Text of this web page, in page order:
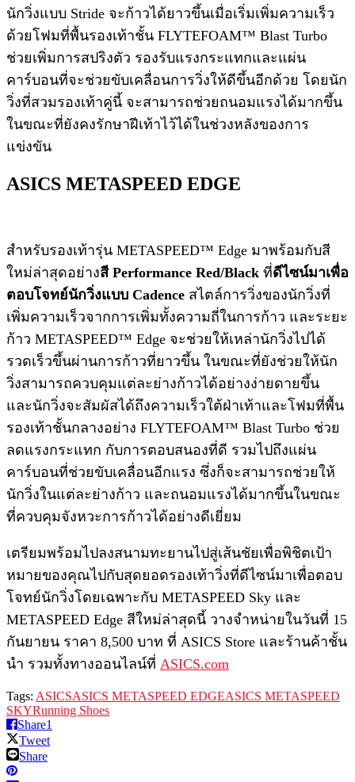
นักวิ่งแบบ Stride จะก้าวได้ยาวขึ้นเมื่อเริ่มเพิ่มความเร็ว
ด้วยโฟมที่พื้นรองเท้าชั้น FLYTEFOAM™ Blast Turbo
ช่วยเพิ่มการสปริงตัว รองรับแรงกระแทกและแผ่น
คาร์บอนที่จะช่วยขับเคลื่อนการวิ่งให้ดีขึ้นอีกด้วย โดยนัก
วิ่งที่สวมรองเท้าคู่นี้ จะสามารถช่วยถนอมแรงได้มากขึ้น
ในขณะที่ยังคงรักษาฝีเท้าไว้ได้ในช่วงหลังของการ
แข่งขัน
ASICS METASPEED EDGE
สำหรับรองเท้ารุ่น METASPEED™ Edge มาพร้อมกับสี
ใหม่ล่าสุดอย่างสี Performance Red/Black ที่ดีไซน์มาเพื่อ
ตอบโจทย์นักวิ่งแบบ Cadence สไตล์การวิ่งของนักวิ่งที่
เพิ่มความเร็วจากการเพิ่มทั้งความถี่ในการก้าว และระยะ
ก้าว METASPEED™ Edge จะช่วยให้เหล่านักวิ่งไปได้
รวดเร็วขึ้นผ่านการก้าวที่ยาวขึ้น ในขณะที่ยังช่วยให้นัก
วิ่งสามารถควบคุมแต่ละย่างก้าวได้อย่างง่ายดายขึ้น
และนักวิ่งจะสัมผัสได้ถึงความเร็วใต้ฝ่าเท้าและโฟมที่พื้น
รองเท้าชั้นกลางอย่าง FLYTEFOAM™ Blast Turbo ช่วย
ลดแรงกระแทก กับการตอบสนองที่ดี รวมไปถึงแผ่น
คาร์บอนที่ช่วยขับเคลื่อนอีกแรง ซึ่งก็จะสามารถช่วยให้
นักวิ่งในแต่ละย่างก้าว และถนอมแรงได้มากขึ้นในขณะ
ที่ควบคุมจังหวะการก้าวได้อย่างดีเยี่ยม
เตรียมพร้อมไปลงสนามทะยานไปสู่เส้นชัยเพื่อพิชิตเป้า
หมายของคุณไปกับสุดยอดรองเท้าวิ่งที่ดีไซน์มาเพื่อตอบ
โจทย์นักวิ่งโดยเฉพาะกับ METASPEED Sky และ
METASPEED Edge สีใหม่ล่าสุดนี้ วางจำหน่ายในวันที่ 15
กันยายน ราคา 8,500 บาท ที่ ASICS Store และร้านค้าชั้น
นำ รวมทั้งทางออนไลน์ที่ ASICS.com
Tags: ASICSASICS METASPEED EDGEASICS METASPEED
SKYRunning Shoes
Share1
Tweet
Share